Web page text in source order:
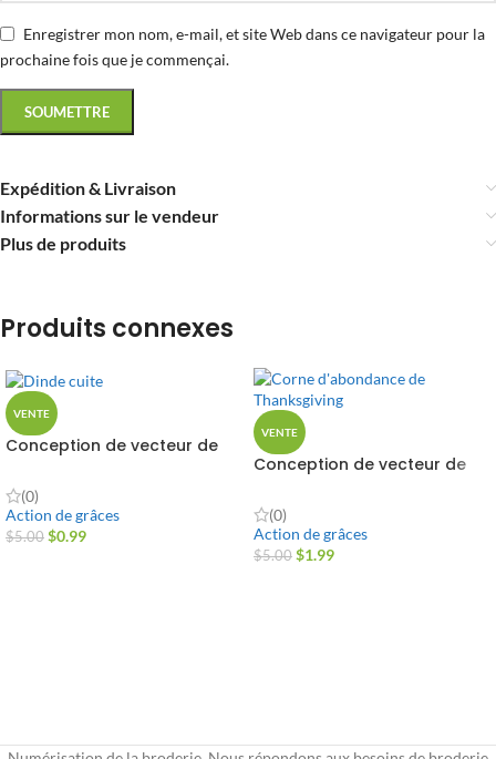
Enregistrer mon nom, e-mail, et site Web dans ce navigateur pour la
prochaine fois que je commençai.
Expédition & Livraison
Informations sur le vendeur
Plus de produits
Produits connexes
VENTE
Conception de vecteur de
(0)
Action de grâces
$5.00 $0.99
VENTE
Conception de vecteur de
Thanksgiving
(0)
Action de grâces
$5.00 $1.99